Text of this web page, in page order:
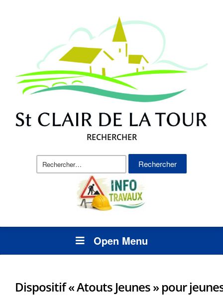
RECHERCHER
Rechercher :
Open Menu
Dispositif « Atouts Jeunes » pour